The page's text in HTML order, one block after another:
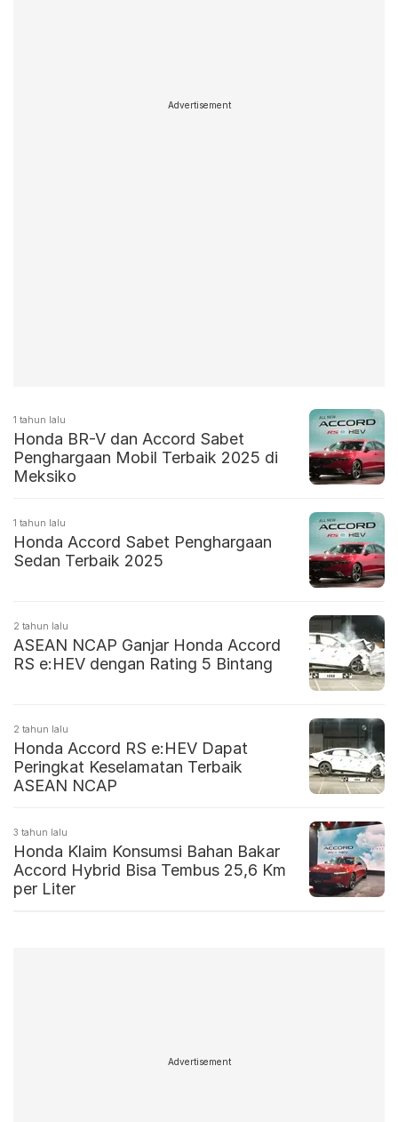
Advertisement
1 tahun lalu
Honda BR-V dan Accord Sabet
Penghargaan Mobil Terbaik 2025 di
Meksiko
1 tahun lalu
Honda Accord Sabet Penghargaan
Sedan Terbaik 2025
2 tahun lalu
ASEAN NCAP Ganjar Honda Accord
RS e:HEV dengan Rating 5 Bintang
2 tahun lalu
Honda Accord RS e:HEV Dapat
Peringkat Keselamatan Terbaik
ASEAN NCAP
3 tahun lalu
Honda Klaim Konsumsi Bahan Bakar
Accord Hybrid Bisa Tembus 25,6 Km
per Liter
Advertisement